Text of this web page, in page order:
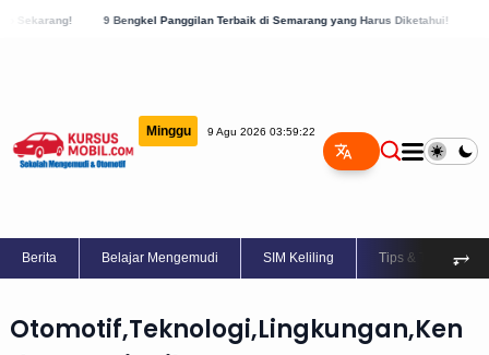
9 Bengkel Panggilan Terbaik di Semarang yang Harus Diketahui!
Minggu 9 Agu 2026 03:59:22
Berita Belajar Mengemudi SIM Keliling Tips & Trik ⥅
Otomotif,Teknologi,Lingkungan,Ken